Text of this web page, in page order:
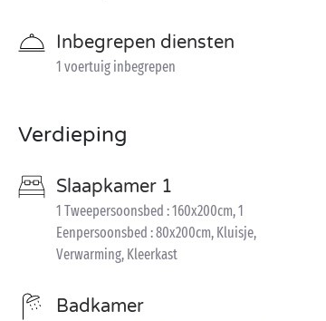
Inbegrepen diensten
1 voertuig inbegrepen
Verdieping
Slaapkamer 1
1 Tweepersoonsbed : 160x200cm, 1
Eenpersoonsbed : 80x200cm, Kluisje,
Verwarming, Kleerkast
Badkamer